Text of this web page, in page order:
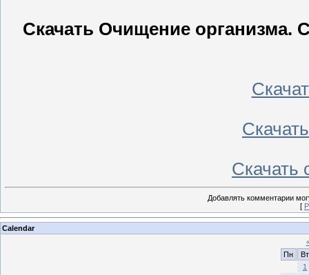
Скачать Очищение организма.
Скачать
Добавлять комментарии
[
Calendar
Пн
Вт
1